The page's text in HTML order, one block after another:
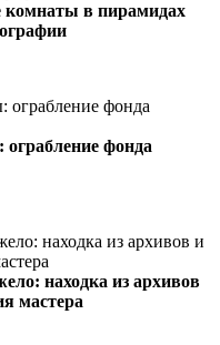
в пирамидах
фонда
находка из архивов
мастера